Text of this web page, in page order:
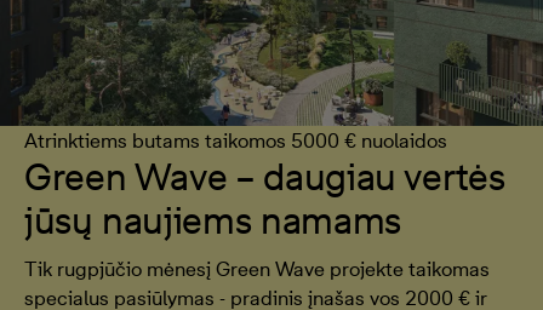
Atrinktiems butams taikomos 5000 € nuolaidos
Green Wave – daugiau vertės
jūsų naujiems namams
Tik rugpjūčio mėnesį Green Wave projekte taikomas
specialus pasiūlymas - pradinis įnašas vos 2000 € ir